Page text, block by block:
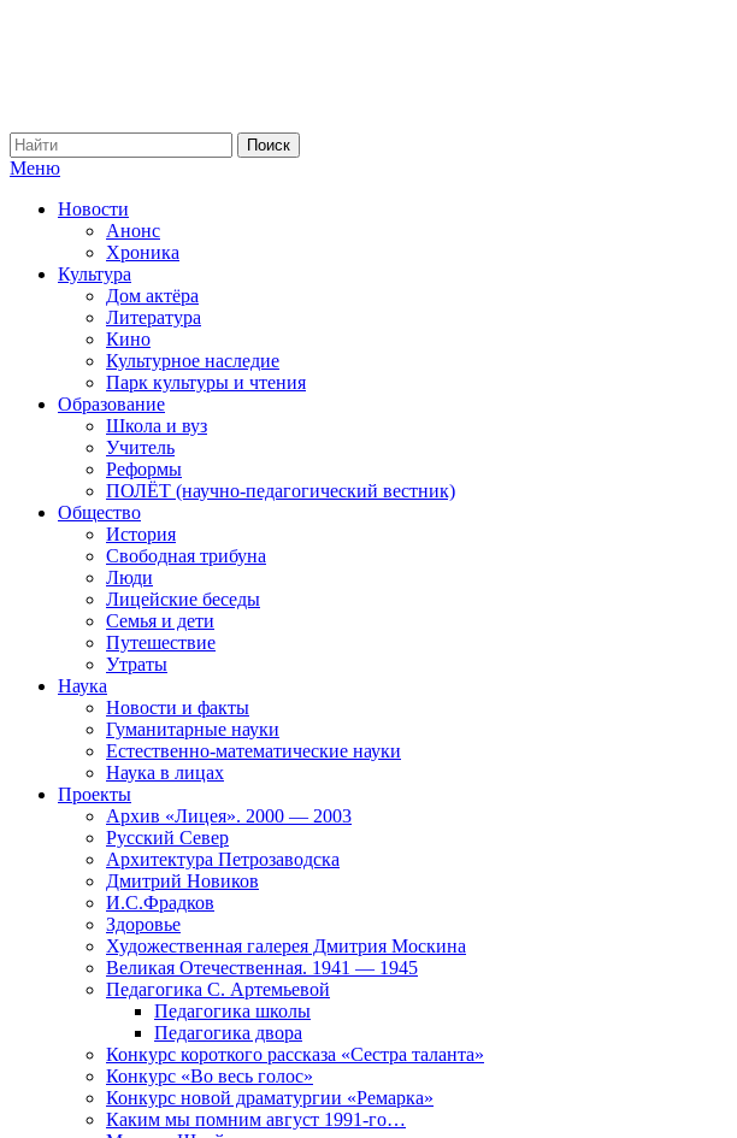
Меню
Новости
Анонс
Хроника
Культура
Дом актёра
Литература
Кино
Культурное наследие
Парк культуры и чтения
Образование
Школа и вуз
Учитель
Реформы
ПОЛЁТ (научно-педагогический вестник)
Общество
История
Свободная трибуна
Люди
Лицейские беседы
Семья и дети
Путешествие
Утраты
Наука
Новости и факты
Гуманитарные науки
Естественно-математические науки
Наука в лицах
Проекты
Архив «Лицея». 2000 — 2003
Русский Север
Архитектура Петрозаводска
Дмитрий Новиков
И.С.Фрадков
Здоровье
Художественная галерея Дмитрия Москина
Великая Отечественная. 1941 — 1945
Педагогика С. Артемьевой
Педагогика школы
Педагогика двора
Конкурс короткого рассказа «Сестра таланта»
Конкурс «Во весь голос»
Конкурс новой драматургии «Ремарка»
Каким мы помним август 1991-го…